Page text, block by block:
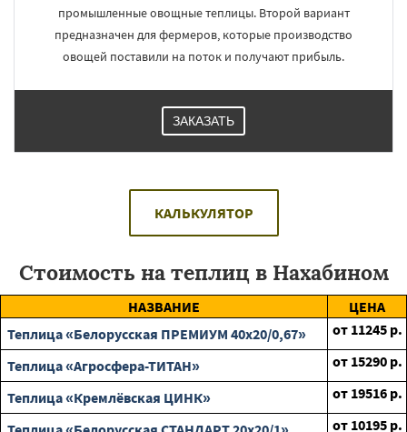
промышленные овощные теплицы. Второй вариант
предназначен для фермеров, которые производство
овощей поставили на поток и получают прибыль.
ЗАКАЗАТЬ
КАЛЬКУЛЯТОР
Стоимость на теплиц в Нахабином
НАЗВАНИЕ
ЦЕНА
Теплица «Белорусская ПРЕМИУМ 40х20/0,67»
от 11245 р.
Теплица «Агросфера-ТИТАН»
от 15290 р.
Теплица «Кремлёвская ЦИНК»
от 19516 р.
от 10195 р.